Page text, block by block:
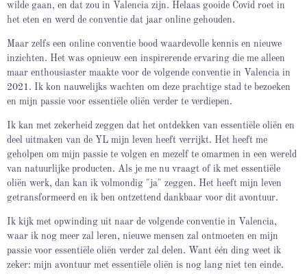
wilde gaan, en dat zou in Valencia zijn. Helaas gooide Covid roet in
het eten en werd de conventie dat jaar online gehouden.
Maar zelfs een online conventie bood waardevolle kennis en nieuwe
inzichten. Het was opnieuw een inspirerende ervaring die me alleen
maar enthousiaster maakte voor de volgende conventie in Valencia in
2021. Ik kon nauwelijks wachten om deze prachtige stad te bezoeken
en mijn passie voor essentiële oliën verder te verdiepen.
Ik kan met zekerheid zeggen dat het ontdekken van essentiële oliën en
deel uitmaken van de YL mijn leven heeft verrijkt. Het heeft me
geholpen om mijn passie te volgen en mezelf te omarmen in een wereld
van natuurlijke producten. Als je me nu vraagt of ik met essentiële
oliën werk, dan kan ik volmondig "ja" zeggen. Het heeft mijn leven
getransformeerd en ik ben ontzettend dankbaar voor dit avontuur.
Ik kijk met opwinding uit naar de volgende conventie in Valencia,
waar ik nog meer zal leren, nieuwe mensen zal ontmoeten en mijn
passie voor essentiële oliën verder zal delen. Want één ding weet ik
zeker: mijn avontuur met essentiële oliën is nog lang niet ten einde.